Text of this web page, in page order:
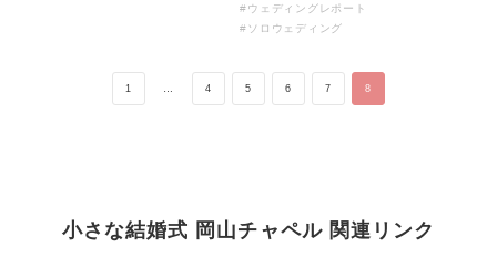
#ウェディングレポート
#ソロウェディング
1 4 5 6 7 8
小さな結婚式 岡山チャペル 関連リンク